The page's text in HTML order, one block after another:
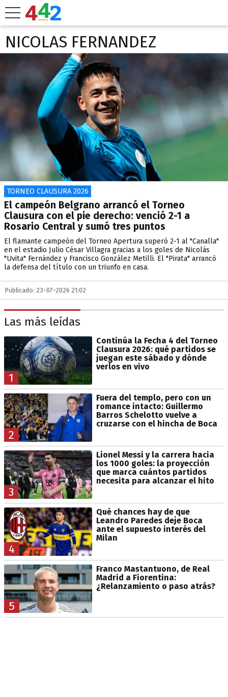
NICOLAS FERNANDEZ
TORNEO CLAUSURA 2026
El campeón Belgrano arrancó el Torneo
Clausura con el pie derecho: venció 2-1 a
Rosario Central y sumó tres puntos
El flamante campeón del Torneo Apertura superó 2-1 al "Canalla"
en el estadio Julio César Villagra gracias a los goles de Nicolás
"Uvita" Fernández y Francisco González Metilli. El "Pirata" arrancó
la defensa del título con un triunfo en casa.
Publicado: 23-07-2026 21:02
Las más leídas
1
Continúa la Fecha 4 del Torneo
Clausura 2026: qué partidos se
juegan este sábado y dónde
verlos en vivo
2
Fuera del templo, pero con un
romance intacto: Guillermo
Barros Schelotto vuelve a
cruzarse con el hincha de Boca
3
Lionel Messi y la carrera hacia
los 1000 goles: la proyección
que marca cuántos partidos
necesita para alcanzar el hito
4
Qué chances hay de que
Leandro Paredes deje Boca
ante el supuesto interés del
Milan
5
Franco Mastantuono, de Real
Madrid a Fiorentina:
¿Relanzamiento o paso atrás?